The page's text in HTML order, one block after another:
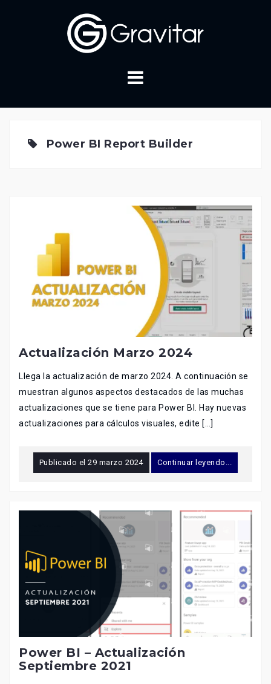
Power BI Report Builder
Actualización Marzo 2024
Llega la actualización de marzo 2024. A continuación se
muestran algunos aspectos destacados de las muchas
actualizaciones que se tiene para Power BI. Hay nuevas
actualizaciones para cálculos visuales, edite […]
Publicado el29 marzo 2024 Continuar leyendo...
Power BI – Actualización
Septiembre 2021